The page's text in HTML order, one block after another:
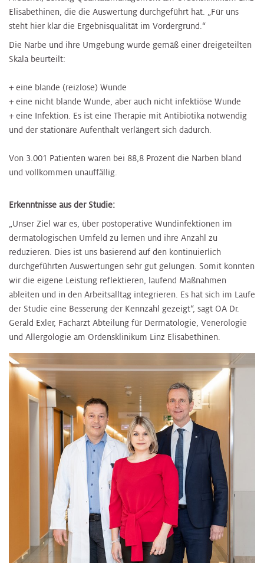
Elisabethinen, die die Auswertung durchgeführt hat. „Für uns
steht hier klar die Ergebnisqualität im Vordergrund.“
Die Narbe und ihre Umgebung wurde gemäß einer dreigeteilten
Skala beurteilt:
+ eine blande (reizlose) Wunde
+ eine nicht blande Wunde, aber auch nicht infektiöse Wunde
+ eine Infektion. Es ist eine Therapie mit Antibiotika notwendig
und der stationäre Aufenthalt verlängert sich dadurch.
Von 3.001 Patienten waren bei 88,8 Prozent die Narben bland
und vollkommen unauffällig.
Erkenntnisse aus der Studie:
„Unser Ziel war es, über postoperative Wundinfektionen im
dermatologischen Umfeld zu lernen und ihre Anzahl zu
reduzieren. Dies ist uns basierend auf den kontinuierlich
durchgeführten Auswertungen sehr gut gelungen. Somit konnten
wir die eigene Leistung reflektieren, laufend Maßnahmen
ableiten und in den Arbeitsalltag integrieren. Es hat sich im Laufe
der Studie eine Besserung der Kennzahl gezeigt“, sagt OA Dr.
Gerald Exler, Facharzt Abteilung für Dermatologie, Venerologie
und Allergologie am Ordensklinikum Linz Elisabethinen.